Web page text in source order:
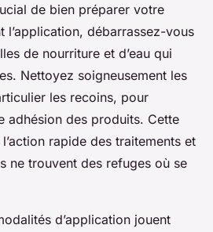
de bien préparer votre
l’application, débarrassez-vous
de nourriture et d’eau qui
Nettoyez soigneusement les
les recoins, pour
adhésion des produits. Cette
rapide des traitements et
ne trouvent des refuges où se
d’application jouent